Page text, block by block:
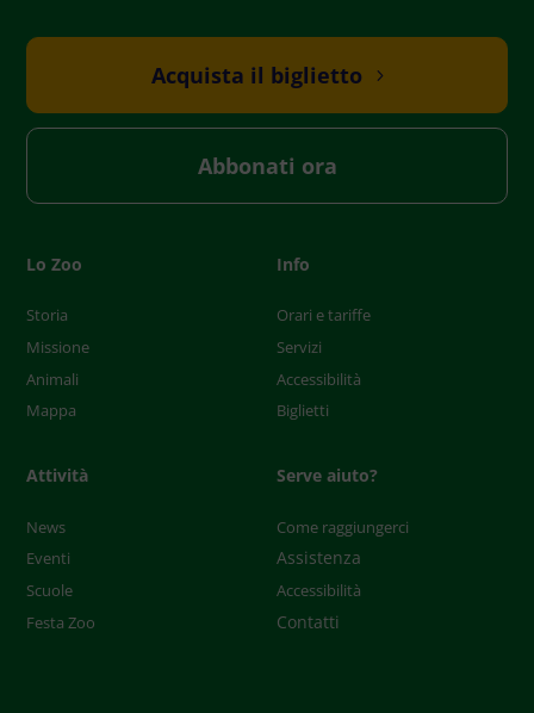
Lo Zoo
Storia
Missione
Animali
Mappa
Info
Orari e tariffe
Servizi
Accessibilità
Biglietti
Attività
News
Eventi
Scuole
Festa Zoo
Serve aiuto?
Come raggiungerci
Assistenza
Accessibilità
Contatti
Acquista il biglietto
Abbonati ora